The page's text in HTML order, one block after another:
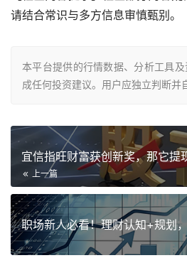
请结合常识与多方信息审慎甄别。
本平台提供的行情数据、分析工具
成任何投资建议。用户应独立判断并
宜信指旺财富获创新奖，那它提
上一篇